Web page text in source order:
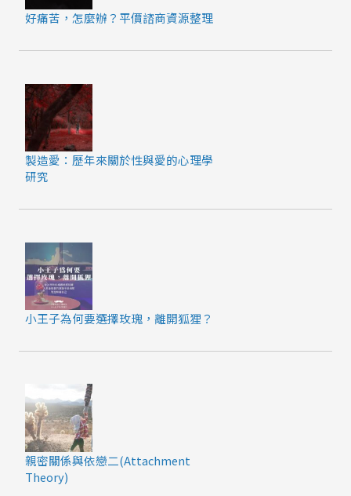
好痛苦，怎麼辦？平價諮商資源整理
製造愛：歷年來關於性與愛的心理學
研究
小王子為何要選擇玫瑰，離開狐狸？
親密關係與依戀二(Attachment
Theory)